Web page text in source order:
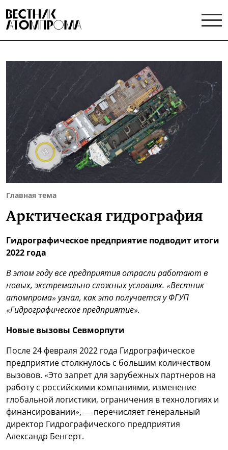
Главная тема
Арктическая гидрография
Гидрографическое предприятие подводит итоги
2022 года
В этом году все предприятия отрасли работают в
новых, экстремально сложных условиях. «Вестник
атомпрома» узнал, как это получается у ФГУП
«Гидрографическое предприятие».
Новые вызовы Севморпути
После 24 февраля 2022 года Гидрографическое
предприятие столкнулось с большим количеством
вызовов. «Это запрет для зарубежных партнеров на
работу с российскими компаниями, изменение
глобальной логистики, ограничения в технологиях и
финансировании», — перечисляет генеральный
директор Гидрографического предприятия
Александр Бенгерт.